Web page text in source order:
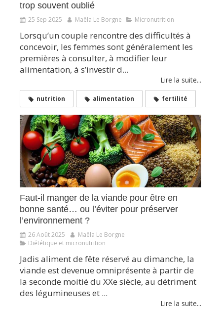
trop souvent oublié
25 Sep 2025 Maëla Le Borgne Micronutrition
Lorsqu’un couple rencontre des difficultés à
concevoir, les femmes sont généralement les
premières à consulter, à modifier leur
alimentation, à s’investir d...
Lire la suite...
nutrition alimentation fertilité
Faut-il manger de la viande pour être en
bonne santé… ou l’éviter pour préserver
l’environnement ?
26 Août 2025
Maëla Le Borgne
Diététique et micronutrition
Jadis aliment de fête réservé au dimanche, la
viande est devenue omniprésente à partir de
la seconde moitié du XXe siècle, au détriment
des légumineuses et ...
Lire la suite...